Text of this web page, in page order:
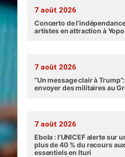
7 août 2026
Concerto de
artistes en attraction à
7 août 2026
“Un message clair à
envoyer des militaires au
7 août 2026
Ebola : l’UNICEF alerte sur
plus de 40 % du recours
essentiels en Ituri